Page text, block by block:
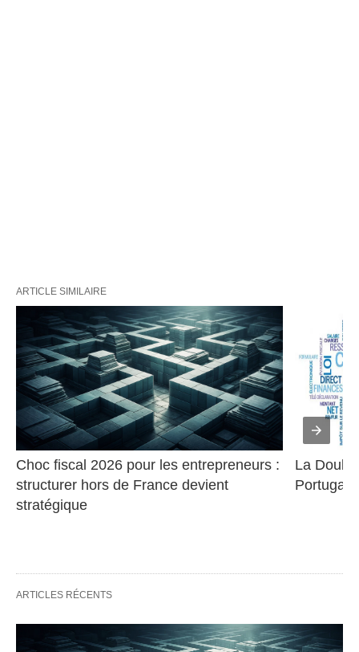
ARTICLE SIMILAIRE
Choc fiscal 2026 pour les entrepreneurs :
structurer hors de France devient
stratégique
La
Portugal
ARTICLES RÉCENTS